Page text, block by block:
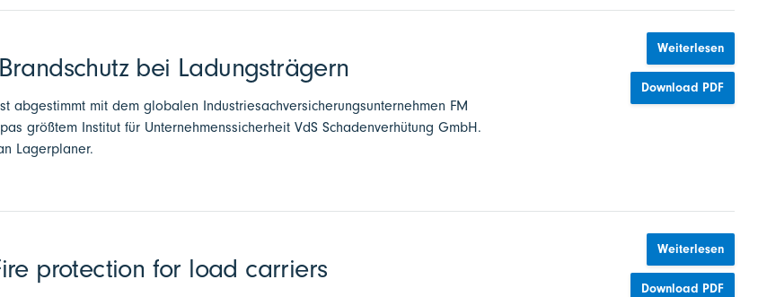
bei Ladungsträgern
abgestimmt mit dem globalen Industriesachversicherungsunternehmen FM
größtem Institut für Unternehmenssicherheit VdS Schadenverhütung GmbH.
Lagerplaner.
Weiterlesen
Download PDF
protection for load carriers
Weiterlesen
Download PDF